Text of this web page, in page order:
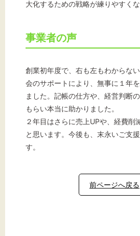
大化するための戦略が練りやすくな
事業者の声
創業初年度で、右も左もわからな
会のサポートにより、無事に１年
ました。記帳の仕方や、経営判断
もらい本当に助かりました。
２年目はさらに売上UPや、経費削
と思います。今後も、末永いご支
す。
前ページへ戻る